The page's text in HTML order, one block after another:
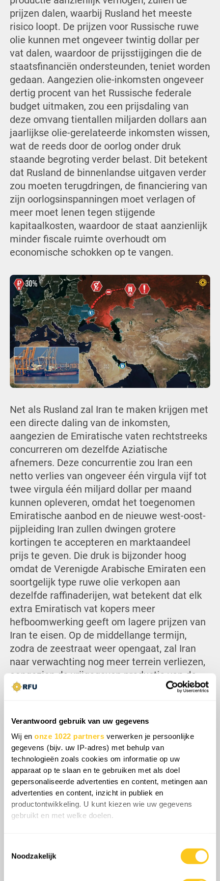
Verantwoord gebruik van uw gegevens
Wij enonze 1022 partners verwerken je persoonlijke
gegevens (bijv. uw IP-adres) met behulp van
technologieën zoals cookies om informatie op uw
apparaat op te slaan en te gebruiken met als doel
gepersonaliseerde advertenties en content, metingen aan
advertenties en content, inzicht in publiek en
productontwikkeling. U kunt kiezen wie uw gegevens
gebruikt en met welke doelen.
Informatie verzamelen over uw geografische
locatie, die tot een paar meter nauwkeurig kan zijn
Noodzakelijk
prijzen dalen, waarbij Rusland het meeste
risico loopt. De prijzen voor Russische ruwe
olie kunnen met ongeveer twintig dollar per
vat dalen, waardoor de prijsstijgingen die de
staatsfinanciën ondersteunden, teniet worden
gedaan. Aangezien olie-inkomsten ongeveer
dertig procent van het Russische federale
budget uitmaken, zou een prijsdaling van
deze omvang tientallen miljarden dollars aan
jaarlijkse olie-gerelateerde inkomsten wissen,
wat de reeds door de oorlog onder druk
staande begroting verder belast. Dit betekent
dat Rusland de binnenlandse uitgaven verder
zou moeten terugdringen, de financiering van
zijn oorlogsinspanningen moet verlagen of
meer moet lenen tegen stijgende
kapitaalkosten, waardoor de staat aanzienlijk
minder fiscale ruimte overhoudt om
economische schokken op te vangen.
Net als Rusland zal Iran te maken krijgen met
een directe daling van de inkomsten,
aangezien de Emiratische vaten rechtstreeks
concurreren om dezelfde Aziatische
afnemers. Deze concurrentie zou Iran een
netto verlies van ongeveer één virgula vijf tot
twee virgula één miljard dollar per maand
kunnen opleveren, omdat het toegenomen
Emiratische aanbod en de nieuwe west-oost-
pijpleiding Iran zullen dwingen grotere
kortingen te accepteren en marktaandeel
prijs te geven. Die druk is bijzonder hoog
omdat de Verenigde Arabische Emiraten een
soortgelijk type ruwe olie verkopen aan
dezelfde raffinaderijen, wat betekent dat elk
extra Emiratisch vat kopers meer
hefboomwerking geeft om lagere prijzen van
Iran te eisen. Op de middellange termijn,
zodra de zeestraat weer opengaat, zal Iran
naar verwachting nog meer terrein verliezen,
aangezien de vrijgegeven productie van de
Verenigde Arabische Emiraten dan op